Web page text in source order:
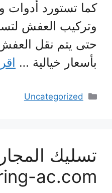
كما تستورد أدوات
وتركيب العفش
حتى يتم نقل
بأسعار خيالية …
التصنيفات
Uncategorized
تسليك
ac.com